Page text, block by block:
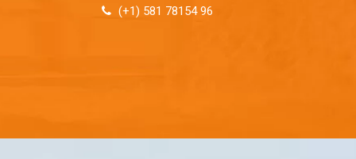
(+1) 581 78154 96